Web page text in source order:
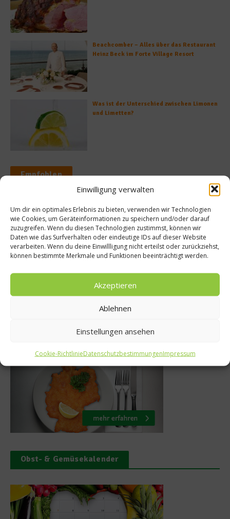
Einwilligung verwalten
Um dir ein optimales Erlebnis zu bieten, verwenden wir Technologien
wie Cookies, um Geräteinformationen zu speichern und/oder darauf
zuzugreifen. Wenn du diesen Technologien zustimmst, können wir
Daten wie das Surfverhalten oder eindeutige IDs auf dieser Website
verarbeiten. Wenn du deine Einwillligung nicht erteilst oder zurückziehst,
können bestimmte Merkmale und Funktionen beeinträchtigt werden.
Akzeptieren
Ablehnen
Einstellungen ansehen
Cookie-RichtlinieDatenschutzbestimmungenImpressum
Beachcomber – Alles über das Restaurant
Heinz Beck im Forte Village Resort
Was ist der Unterschied zwischen Limonen
und Limetten?
Empfohlen
Verschwendung
Ilse Aigner –
Einrichtungen!
Das sollten
besser
Was isst Deutschland
Obst- & Gemüsekalender